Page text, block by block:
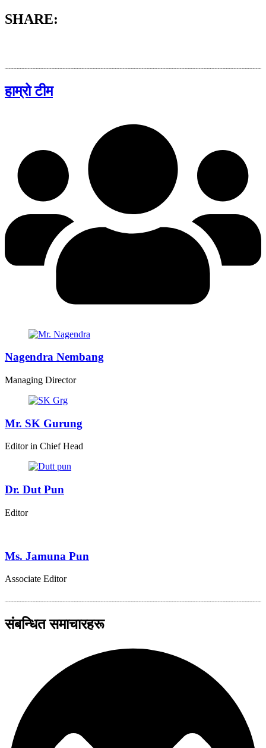
SHARE:
हाम्रो टीम
Nagendra Nembang
Managing Director
Mr. SK Gurung
Editor in Chief Head
Dr. Dut Pun
Editor
Ms. Jamuna Pun
Associate Editor
संबन्धित समाचारहरू